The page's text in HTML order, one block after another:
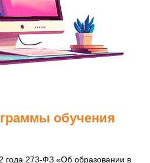
обучения
года 273-ФЗ «Об образовании в